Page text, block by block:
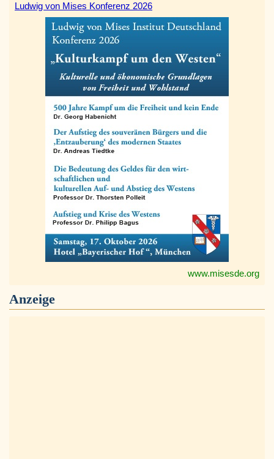
Ludwig von Mises Konferenz 2026
www.misesde.org
Anzeige